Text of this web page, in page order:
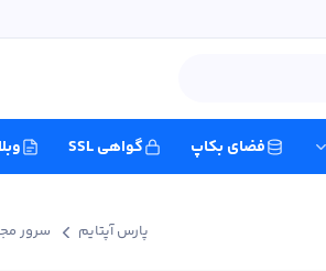
فضای بکاپ گواهی SSL
پارس آپتایم سرور